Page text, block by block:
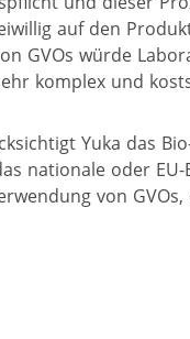
auf den
GVOs würde
komplex und
Yuka das
nationale oder EU-
von